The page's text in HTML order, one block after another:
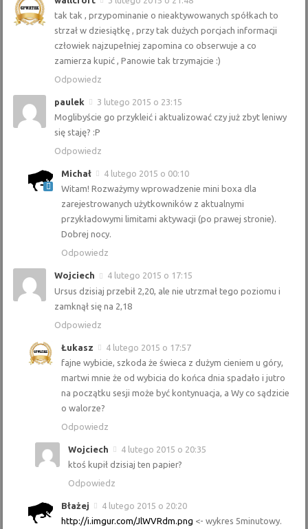
tak tak , przypominanie o nieaktywowanych spółkach to
strzał w dziesiątkę , przy tak dużych porcjach informacji
człowiek najzupełniej zapomina co obserwuje a co
zamierza kupić , Panowie tak trzymajcie :)
Odpowiedz
paulek
3 lutego 2015 o 23:15
Moglibyście go przykleić i aktualizować czy już zbyt leniwy
się staję? :P
Odpowiedz
Michał
4 lutego 2015 o 00:10
Witam! Rozważymy wprowadzenie mini boxa dla
zarejestrowanych użytkowników z aktualnymi
przykładowymi limitami aktywacji (po prawej stronie).
Dobrej nocy.
Odpowiedz
Wojciech
4 lutego 2015 o 17:15
Ursus dzisiaj przebił 2,20, ale nie utrzmał tego poziomu i
zamknął się na 2,18
Odpowiedz
Łukasz
4 lutego 2015 o 17:57
fajne wybicie, szkoda że świeca z dużym cieniem u góry,
martwi mnie że od wybicia do końca dnia spadało i jutro
na początku sesji może być kontynuacja, a Wy co sądzicie
o walorze?
Odpowiedz
Wojciech
4 lutego 2015 o 20:35
ktoś kupił dzisiaj ten papier?
Odpowiedz
Błażej
4 lutego 2015 o 20:20
http://i.imgur.com/JlWVRdm.png <- wykres 5minutowy.